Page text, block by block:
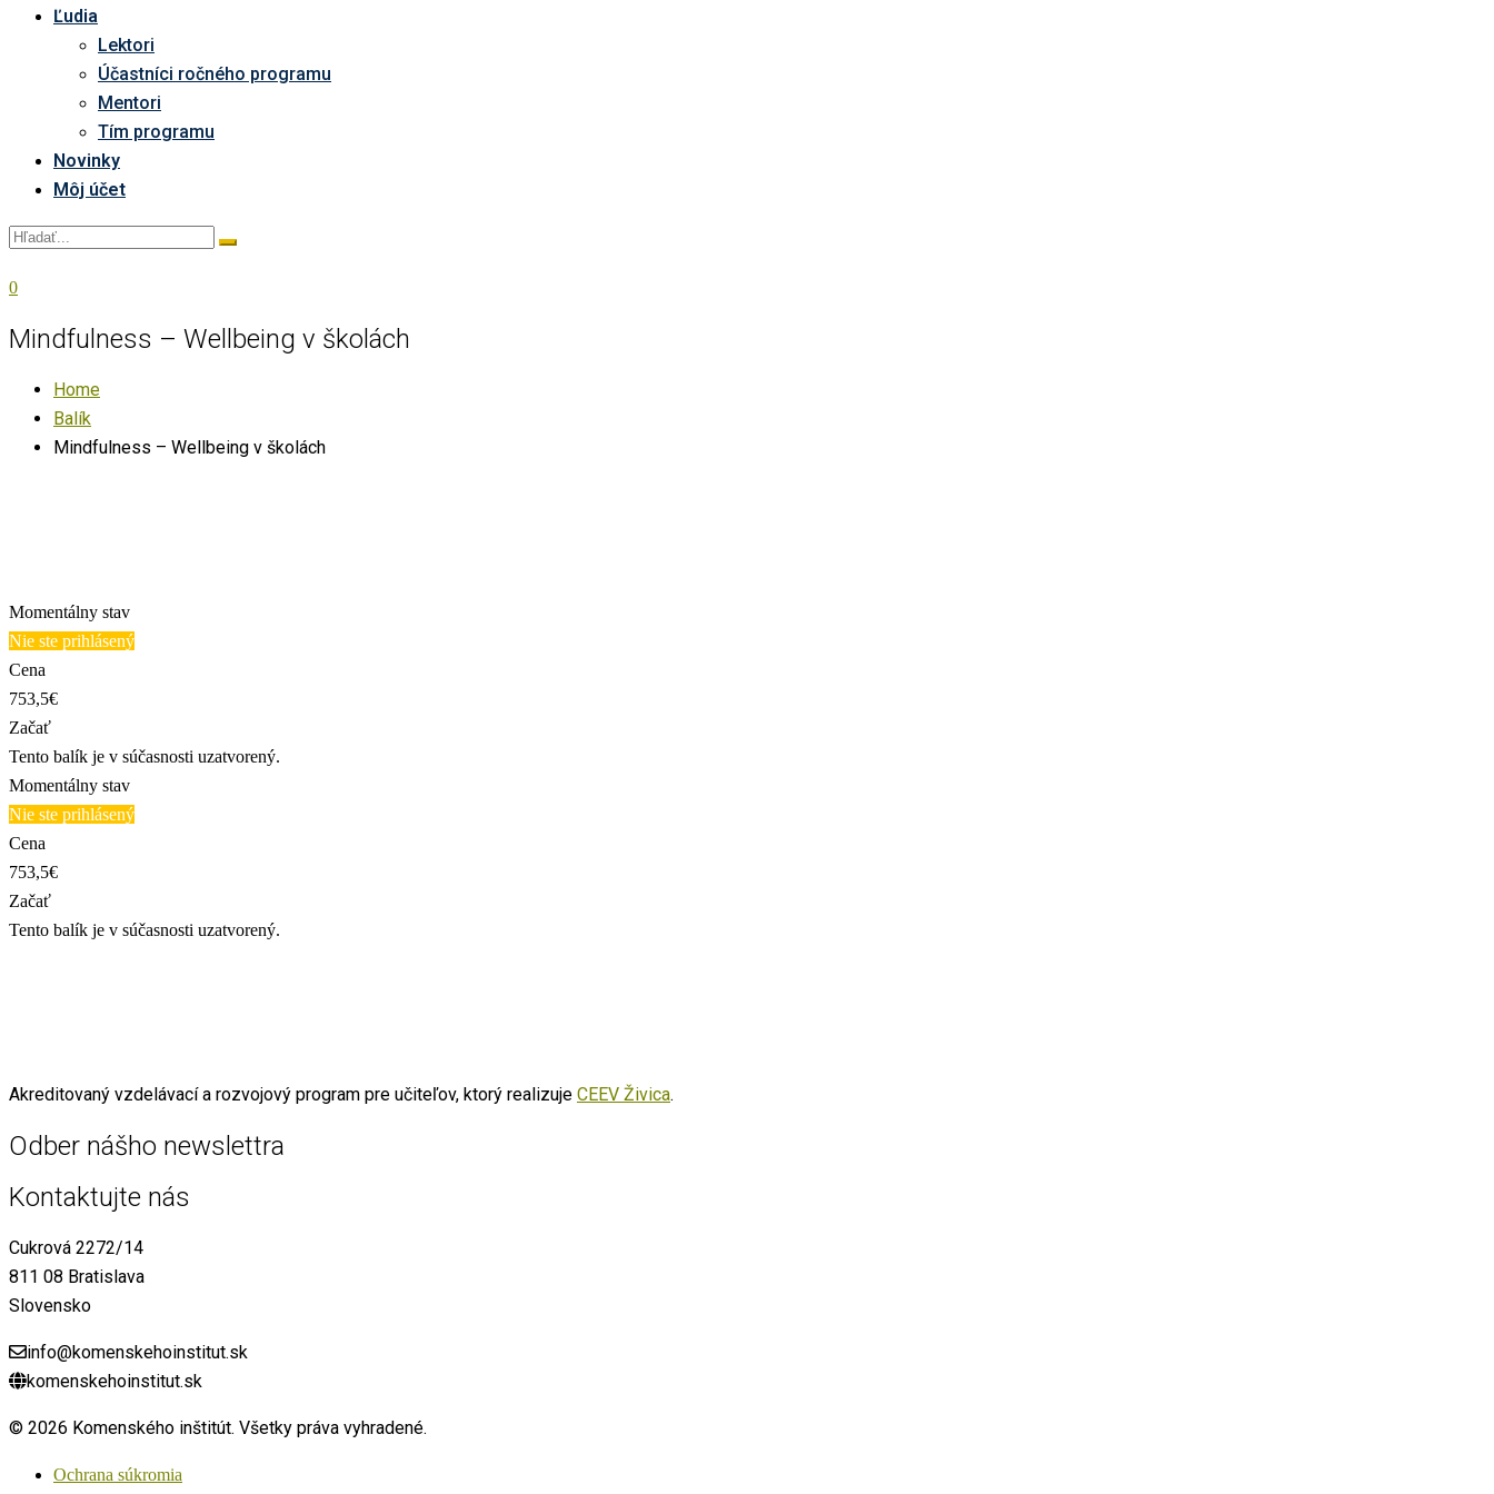
Ľudia
Lektori
Účastníci ročného programu
Mentori
Tím programu
Novinky
Môj účet
0
Mindfulness – Wellbeing v školách
Home
Balík
Mindfulness – Wellbeing v školách
Momentálny stav
Nie ste prihlásený
Cena
753,5€
Začať
Tento balík je v súčasnosti uzatvorený.
Momentálny stav
Nie ste prihlásený
Cena
753,5€
Začať
Tento balík je v súčasnosti uzatvorený.
Akreditovaný vzdelávací a rozvojový program pre učiteľov, ktorý realizuje CEEV Živica.
Odber nášho newslettra
Kontaktujte nás
Cukrová 2272/14
811 08 Bratislava
Slovensko
info@komenskehoinstitut.sk
komenskehoinstitut.sk
© 2026 Komenského inštitút. Všetky práva vyhradené.
Ochrana súkromia